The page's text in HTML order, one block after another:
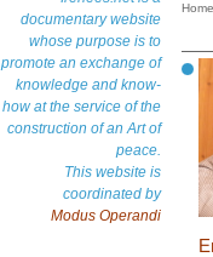
documentary website
whose purpose is to
promote an exchange of
knowledge and know-
how at the service of the
construction of an Art of
peace.
This website is
coordinated by
Modus Operandi
Home